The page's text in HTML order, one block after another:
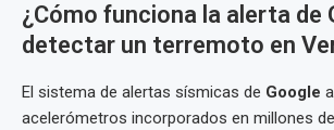
¿Cómo funciona la alerta de
detectar un terremoto en
El sistema de alertas sísmicas de Google
acelerómetros incorporados en millones